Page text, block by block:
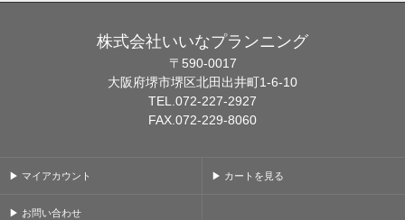
株式会社いいなプランニング
〒590-0017
大阪府堺市堺区北田出井町1-6-10
TEL.072-227-2927
FAX.072-229-8060
▶ マイアカウント ▶ カートを見る
▶ お問い合わせ